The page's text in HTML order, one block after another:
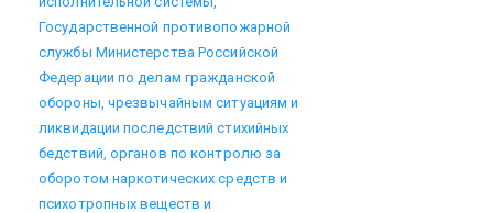
Государственной противопожарной
службы Министерства Российской
Федерации по делам гражданской
обороны, чрезвычайным ситуациям и
ликвидации последствий стихийных
бедствий, органов по контролю за
оборотом наркотических средств и
психотропных веществ и